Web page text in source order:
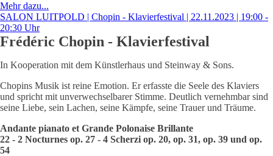
Mehr dazu...
SALON LUITPOLD | Chopin - Klavierfestival | 22.11.2023 | 19:00 -
20:30 Uhr
Frédéric Chopin - Klavierfestival
In Kooperation mit dem Künstlerhaus und Steinway & Sons.
Chopins Musik ist reine Emotion. Er erfasste die Seele des Klaviers
und spricht mit unverwechselbarer Stimme. Deutlich vernehmbar sind
seine Liebe, sein Lachen, seine Kämpfe, seine Trauer und Träume.
Andante pianato et Grande Polonaise Brillante
22 - 2 Nocturnes op. 27 - 4 Scherzi op. 20, op. 31, op. 39 und op.
54